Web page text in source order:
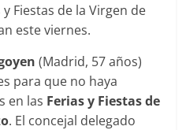
Fiestas de la Virgen de
este viernes.
(Madrid, 57 años)
para que no haya
en las Ferias y Fiestas de
. El concejal delegado